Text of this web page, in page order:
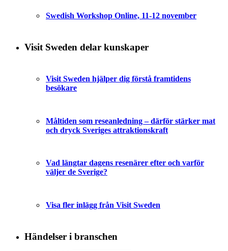
Swedish Workshop Online, 11-12 november
Visit Sweden delar kunskaper
Visit Sweden hjälper dig förstå framtidens
besökare
Måltiden som reseanledning – därför stärker mat
och dryck Sveriges attraktionskraft
Vad längtar dagens resenärer efter och varför
väljer de Sverige?
Visa fler inlägg från Visit Sweden
Händelser i branschen